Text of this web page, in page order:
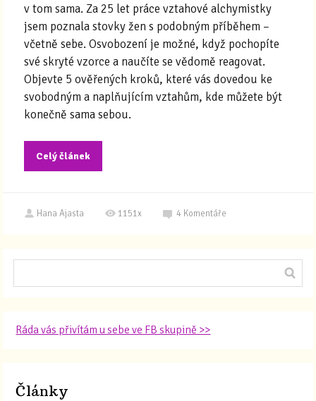
v tom sama. Za 25 let práce vztahové alchymistky
jsem poznala stovky žen s podobným příběhem –
včetně sebe. Osvobození je možné, když pochopíte
své skryté vzorce a naučíte se vědomě reagovat.
Objevte 5 ověřených kroků, které vás dovedou ke
svobodným a naplňujícím vztahům, kde můžete být
konečně sama sebou.
Celý článek
Hana Ajasta 1151x 4 Komentáře
Ráda vás přivítám u sebe ve FB skupině >>
Články